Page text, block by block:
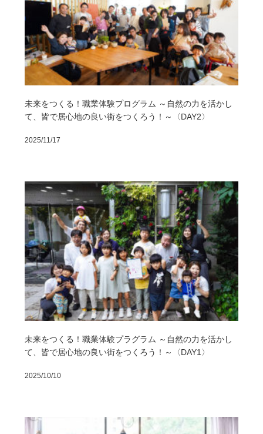
未来をつくる！職業体験プログラム ～自然の力を活かし
て、皆で居心地の良い街をつくろう！～〈DAY2〉
2025/11/17
未来をつくる！職業体験プラグラム ～自然の力を活かし
て、皆で居心地の良い街をつくろう！～〈DAY1〉
2025/10/10